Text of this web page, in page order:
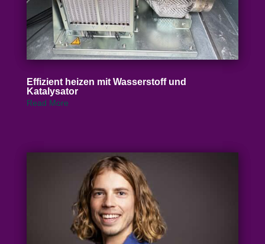
Effizient heizen mit Wasser­stoff und
Katalysator
Read More